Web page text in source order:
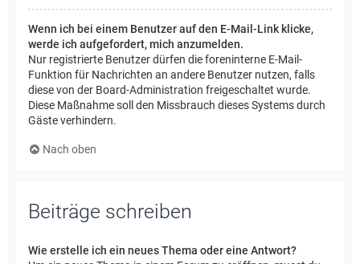
Wenn ich bei einem Benutzer auf den E-Mail-Link klicke,
werde ich aufgefordert, mich anzumelden.
Nur registrierte Benutzer dürfen die foreninterne E-Mail-
Funktion für Nachrichten an andere Benutzer nutzen, falls
diese von der Board-Administration freigeschaltet wurde.
Diese Maßnahme soll den Missbrauch dieses Systems durch
Gäste verhindern.
Nach oben
Beiträge schreiben
Wie erstelle ich ein neues Thema oder eine Antwort?